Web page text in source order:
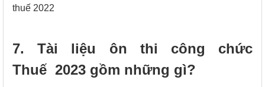
thuế 2022
7. Tài liệu ôn thi công chức
Thuế 2023 gồm những gì?